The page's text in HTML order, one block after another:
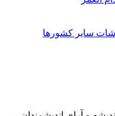
سایر کشورها